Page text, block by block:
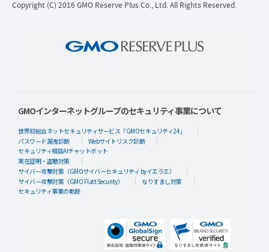
Copyright (C) 2016 GMO Reserve Plus Co., Ltd. All Rights Reserved.
GMOインターネットグループのセキュリティ事業について
世界初総合ネットセキュリティサービス「GMOセキュリティ24」
パスワード漏洩診断
Webサイトリスク診断
セキュリティ相談AIチャットボット
実在証明・盗聴対策
サイバー攻撃対策（GMOサイバーセキュリティ byイエラエ）
サイバー攻撃対策（GMO Flatt Security）
なりすまし対策
セキュリティ事業の軌跡